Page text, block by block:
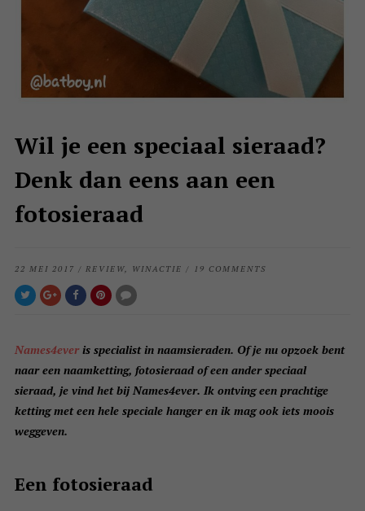
Wil je een speciaal sieraad?
Denk dan eens aan een
fotosieraad
22 MEI 2017 / REVIEW, WINACTIE / 19 COMMENTS
Names4everis specialist in naamsieraden. Of je nu opzoek bent
naar een naamketting, fotosieraad of een ander speciaal
sieraad, je vind het bij Names4ever. Ik ontving een prachtige
ketting met een hele speciale hanger en ik mag ook iets moois
weggeven.
Een fotosieraad